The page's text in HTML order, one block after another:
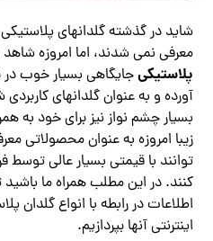
شاید در گذشته گلدانهای
معرفی نمی شدند، اما امروزه
پلاستیکیجایگاهی بسیار خوب در
آورده و به عنوان گلدانهای
بسیار چشم نواز نیز برای خود به
زیبا امروزه به عنوان محصولاتی
توانند با قیمتی بسیار عالی توسط
کنند. در این مطلب همراه ما باشید
اطلاعات در رابطه با انواع گلدان
اینترنتی آنها بپردازیم.